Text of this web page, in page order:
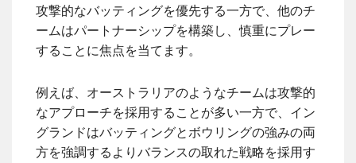
攻撃的なバッティングを優先する一方で、他のチ
ームはパートナーシップを構築し、慎重にプレー
することに焦点を当てます。
例えば、オーストラリアのようなチームは攻撃的
なアプローチを採用することが多い一方で、イン
グランドはバッティングとボウリングの強みの両
方を強調するよりバランスの取れた戦略を採用す